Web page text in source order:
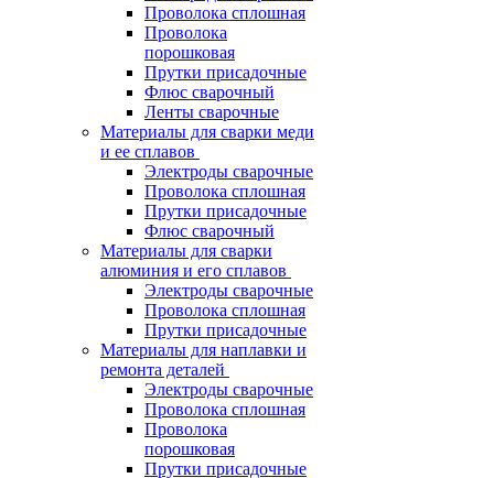
Проволока сплошная
Проволока
порошковая
Прутки присадочные
Флюс сварочный
Ленты сварочные
Материалы для сварки меди
и ее сплавов
Электроды сварочные
Проволока сплошная
Прутки присадочные
Флюс сварочный
Материалы для сварки
алюминия и его сплавов
Электроды сварочные
Проволока сплошная
Прутки присадочные
Материалы для наплавки и
ремонта деталей
Электроды сварочные
Проволока сплошная
Проволока
порошковая
Прутки присадочные